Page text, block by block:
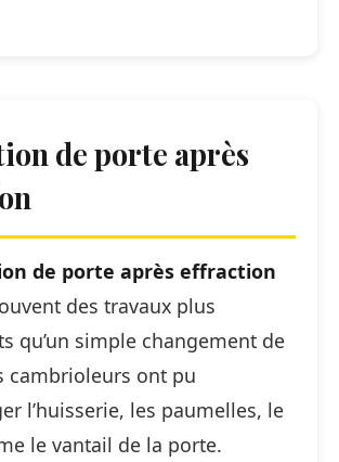
de porte après
de porte après effraction
des travaux plus
qu’un simple changement de
cambrioleurs ont pu
l’huisserie, les paumelles, le
le vantail de la porte.